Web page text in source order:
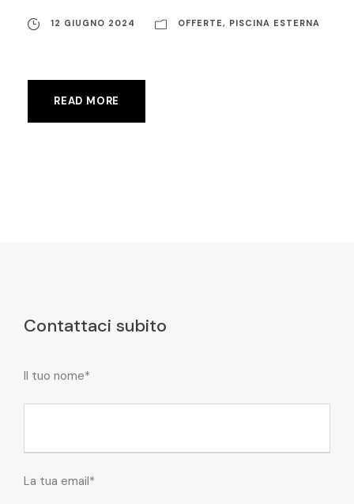
12 GIUGNO 2024 OFFERTE, PISCINA ESTERNA
READ MORE
Contattaci subito
Il tuo nome*
La tua email*